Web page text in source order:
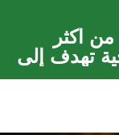
أكثر
تهدف إلى